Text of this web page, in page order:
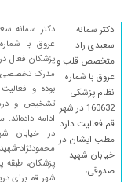
دکتر سمانه
سعیدی راد
متخصص قلب و
عروق با شماره
نظام پزشکی
160632 در شهر
قم فعالیت دارد.
مطب ایشان در
خیابان شهید
صدوقی،
دکتر سمانه
پزشکان فعال
مدرک تخصصی
بوده و
تشخیص و
ادامه
در خیابان
محمودنژاد-
پزشکان، طبقه
شهر قم برای